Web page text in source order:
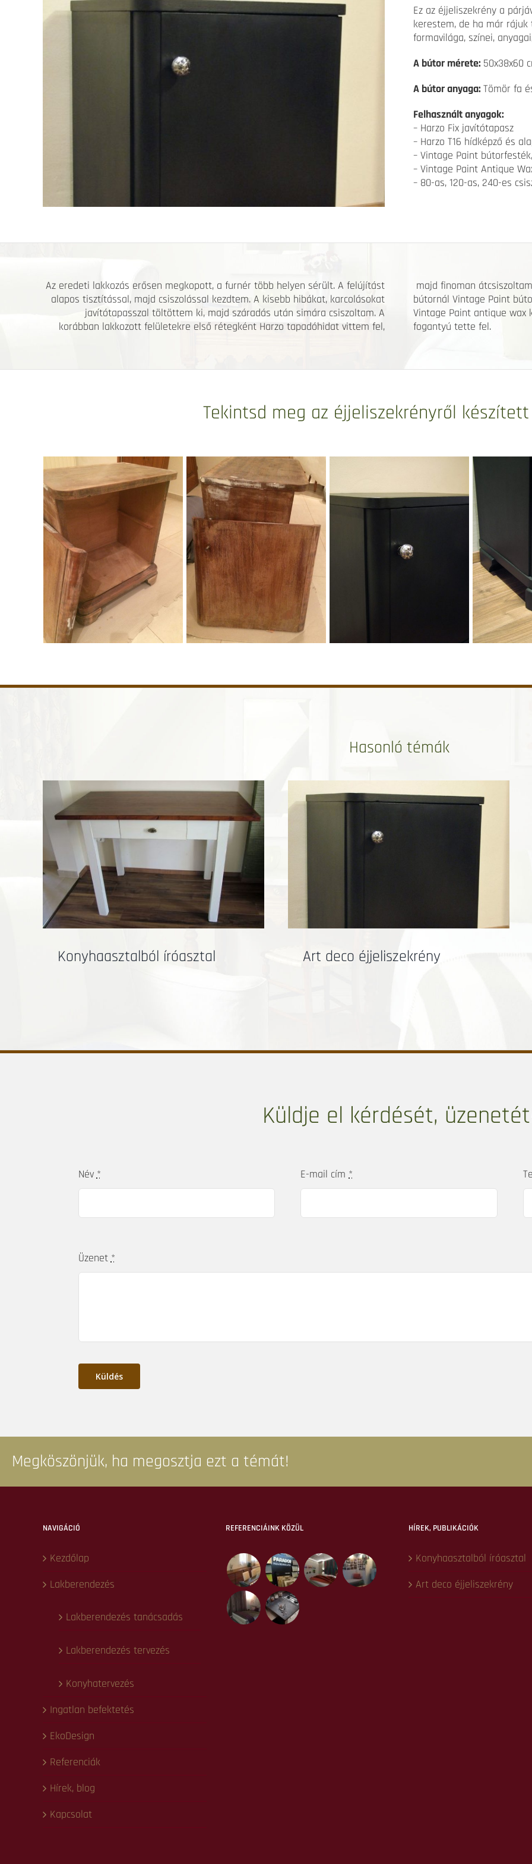
Ez az éjjeliszekrény a
kerestem, de ha már
formavilága, színei,
A bútor mérete: 50x38x60
A bútor anyaga: Tömör fa
Felhasznált anyagok:
– Harzo Fix javítótapasz
– Harzo T16 hídképző és
– Vintage Paint
– Vintage Paint Antique
– 80-as, 120-as, 240-es
Az eredeti lakkozás erősen megkopott, a furnér több helyen sérült. A felújítást
alapos tisztítással, majd csiszolással kezdtem. A kisebb hibákat, karcolásokat
javítótapasszal töltöttem ki, majd száradás után simára csiszoltam. A
korábban lakkozott felületekre első rétegként Harzo tapadóhidat vittem fel,
majd finoman
bútornál Vintage Paint
Vintage Paint antique
fogantyú tette fel.
Tekintsd meg az éjjeliszekrényről
Hasonló témák
Konyhaasztalból íróasztal
Art deco éjjeliszekrény
Art deco éjjeliszekrény
Küldje el kérdését,
Név* E-mail cím*
Üzenet*
Küldés
Megköszönjük, ha megosztja ezt a témát!
NAVIGÁCIÓ
Kezdőlap
Lakberendezés
Lakberendezés tanácsadás
Lakberendezés tervezés
Konyhatervezés
Ingatlan befektetés
EkoDesign
Referenciák
Hírek, blog
Kapcsolat
REFERENCIÁINK KÖZÜL HÍREK, PUBLIKÁCIÓK
Konyhaasztalból íróasztal
Art deco éjjeliszekrény